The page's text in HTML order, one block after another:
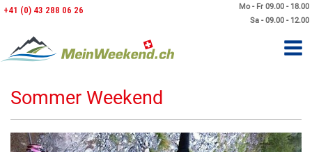
Mo - Fr 09.00 - 18.00
Sa - 09.00 - 12.00
+41 (0) 43 288 06 26
Sommer Weekend